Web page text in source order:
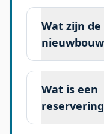
Wat zijn
Wat is een